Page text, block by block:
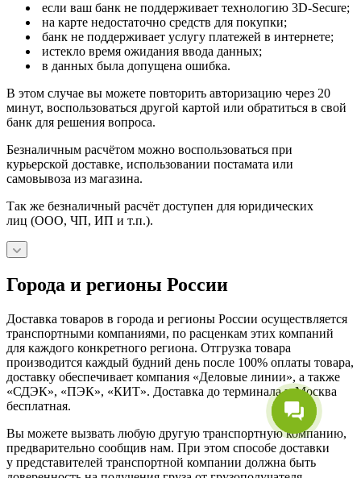
если ваш банк не поддерживает технологию 3D-Secure;
на карте недостаточно средств для покупки;
банк не поддерживает услугу платежей в интернете;
истекло время ожидания ввода данных;
в данных была допущена ошибка.
В этом случае вы можете повторить авторизацию через 20
минут, воспользоваться другой картой или обратиться в свой
банк для решения вопроса.
Безналичным расчётом можно воспользоваться при
курьерской доставке, использовании постамата или
самовывоза из магазина.
Так же безналичный расчёт доступен для юридических
лиц (ООО, ЧП, ИП и т.п.).
Города и регионы России
Доставка товаров в города и регионы России осуществляется
транспортными компаниями, по расценкам этих компаний
для каждого конкретного региона. Отгрузка товара
производится каждый будний день после 100% оплаты товара,
доставку обеспечивает компания «Деловые линии», а также
«СДЭК», «ПЭК», «КИТ». Доставка до терминала г. Москва
бесплатная.
Вы можете вызвать любую другую транспортную компанию,
предварительно сообщив нам. При этом способе доставки
у представителей транспортной компании должна быть